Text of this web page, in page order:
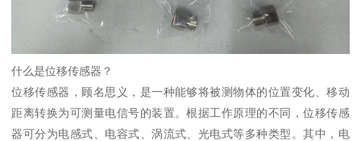
什么是位移传感器？
位移传感器，顾名思义，是一种能够将被测物体的位置变化、移动
距离转换为可测量电信号的装置。根据工作原理的不同，位移传感
器可分为电感式、电容式、涡流式、光电式等多种类型。其中，电